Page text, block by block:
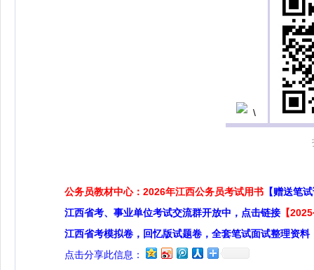
公务员教材中心：2026年江西公务员考试用书 【赠送笔
江西省考、事业单位考试交流群开放中，点击链接 【
江西省考模拟卷，回忆版试题卷，全套笔试面试整理资料
点击分享此信息：